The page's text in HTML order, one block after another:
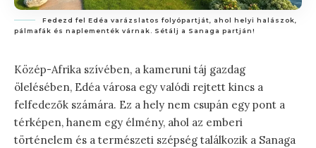
Fedezd fel Edéa varázslatos folyópartját, ahol helyi halászok,
pálmafák és naplementék várnak. Sétálj a Sanaga partján!
Közép-Afrika szívében, a kameruni táj gazdag
ölelésében, Edéa városa egy valódi rejtett kincs a
felfedezők számára. Ez a hely nem csupán egy pont a
térképen, hanem egy élmény, ahol az emberi
történelem és a természeti szépség találkozik a Sanaga